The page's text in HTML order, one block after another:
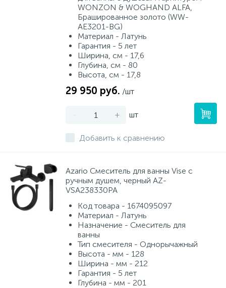
WONZON & WOGHAND ALFA,
Брашированное золото (WW-
AE3201-BG)
Материал - Латунь
Гарантия - 5 лет
Ширина, см - 17,6
Глубина, см - 80
Высота, см - 17,8
29 950 руб. /шт
- + шт
Добавить к сравнению
Azario Смеситель для ванны Vise с
ручным душем, черный AZ-
VSA238330PA
Код товара - 1674095097
Материал - Латунь
Назначение - Смеситель для
ванны
Тип смесителя - Однорычажный
Высота - мм - 128
Ширина - мм - 212
Гарантия - 5 лет
Глубина - мм - 201